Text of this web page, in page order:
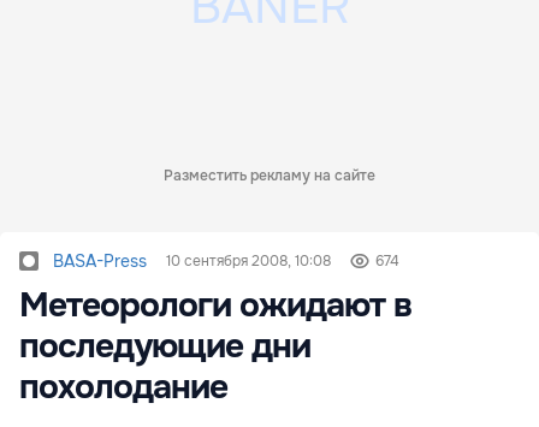
Разместить рекламу на сайте
BASA-Press 10 сентября 2008, 10:08 674
Метеорологи ожидают в
последующие дни
похолодание